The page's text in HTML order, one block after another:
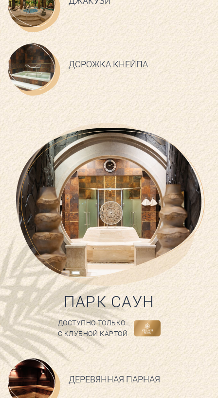
ДОРОЖКА КНЕЙПА
ПАРК САУН
ДОСТУПНО ТОЛЬКО
С КЛУБНОЙ КАРТОЙ
ДЕРЕВЯННАЯ ПАРНАЯ